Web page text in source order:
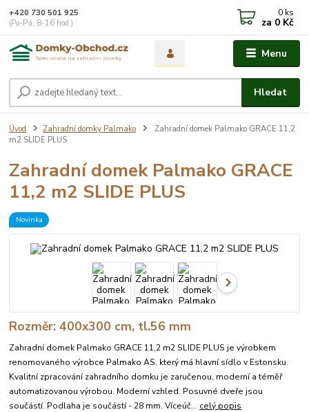
Menu
Hledat
+420 730 501 925
(Po-Pá, 8-16 hod.)
0 ks
za 0 Kč
Úvod Zahradní domky Palmako
Zahradní domek Palmako GRACE 11,2
m2 SLIDE PLUS
Zahradní domek Palmako GRACE
11,2 m2 SLIDE PLUS
Novinka
Rozměr: 400x300 cm, tl.56 mm
Zahradní domek Palmako GRACE 11,2 m2 SLIDE PLUS je výrobkem
renomovaného výrobce Palmako AS, který má hlavní sídlo v Estonsku.
Kvalitní zpracování zahradního domku je zaručenou, moderní a téměř
automatizovanou výrobou. Moderní vzhled. Posuvné dveře jsou
součástí. Podlaha je součástí - 28 mm. Víceúč... celý popis